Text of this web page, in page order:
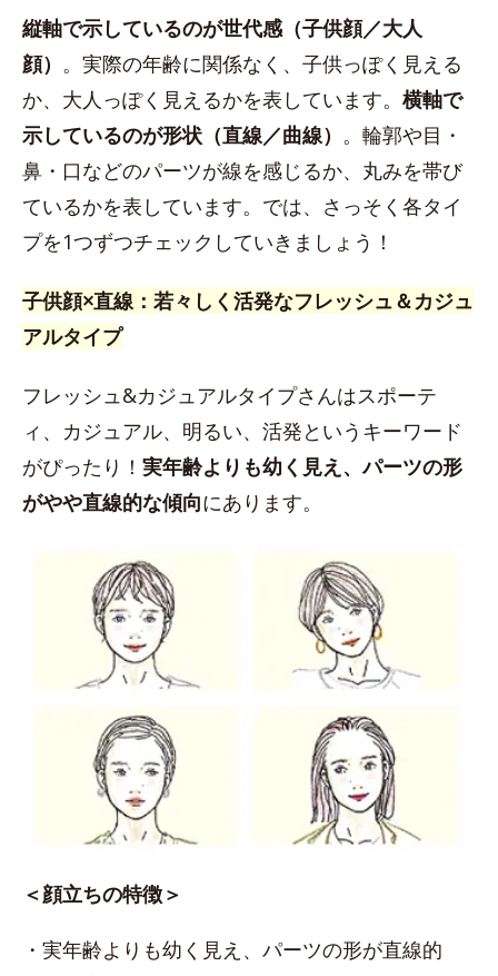
縦軸で示しているのが世代感（子供顔／大人
顔） 。実際の年齢に関係なく、子供っぽく見える
か、大人っぽく見えるかを表しています。 横軸で
示しているのが形状（直線／曲線） 。輪郭や目・
鼻・口などのパーツが線を感じるか、丸みを帯び
ているかを表しています。では、さっそく各タイ
プを1つずつチェックしていきましょう！
子供顔×直線：若々しく活発なフレッシュ＆カジュ
アルタイプ
フレッシュ&カジュアルタイプさんはスポーテ
ィ、カジュアル、明るい、活発というキーワード
がぴったり！ 実年齢よりも幼く見え、パーツの形
がやや直線的な傾向にあります。
＜顔立ちの特徴＞
・実年齢よりも幼く見え、パーツの形が直線的